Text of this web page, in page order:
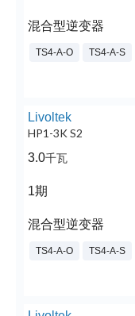
混合型逆变器
TS4-A-O TS4-A-S
Livoltek
HP1-3K S2
3.0千瓦
1期
混合型逆变器
TS4-A-O TS4-A-S